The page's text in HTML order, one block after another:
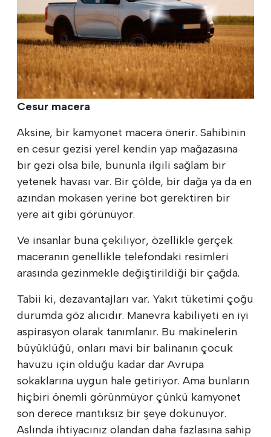
Cesur macera
Aksine, bir kamyonet macera önerir. Sahibinin
en cesur gezisi yerel kendin yap mağazasına
bir gezi olsa bile, bununla ilgili sağlam bir
yetenek havası var. Bir çölde, bir dağa ya da en
azından mokasen yerine bot gerektiren bir
yere ait gibi görünüyor.
Ve insanlar buna çekiliyor, özellikle gerçek
maceranın genellikle telefondaki resimleri
arasında gezinmekle değiştirildiği bir çağda.
Tabii ki, dezavantajları var. Yakıt tüketimi çoğu
durumda göz alıcıdır. Manevra kabiliyeti en iyi
aspirasyon olarak tanımlanır. Bu makinelerin
büyüklüğü, onları mavi bir balinanın çocuk
havuzu için olduğu kadar dar Avrupa
sokaklarına uygun hale getiriyor. Ama bunların
hiçbiri önemli görünmüyor çünkü kamyonet
son derece mantıksız bir şeye dokunuyor.
Aslında ihtiyacınız olandan daha fazlasına sahip